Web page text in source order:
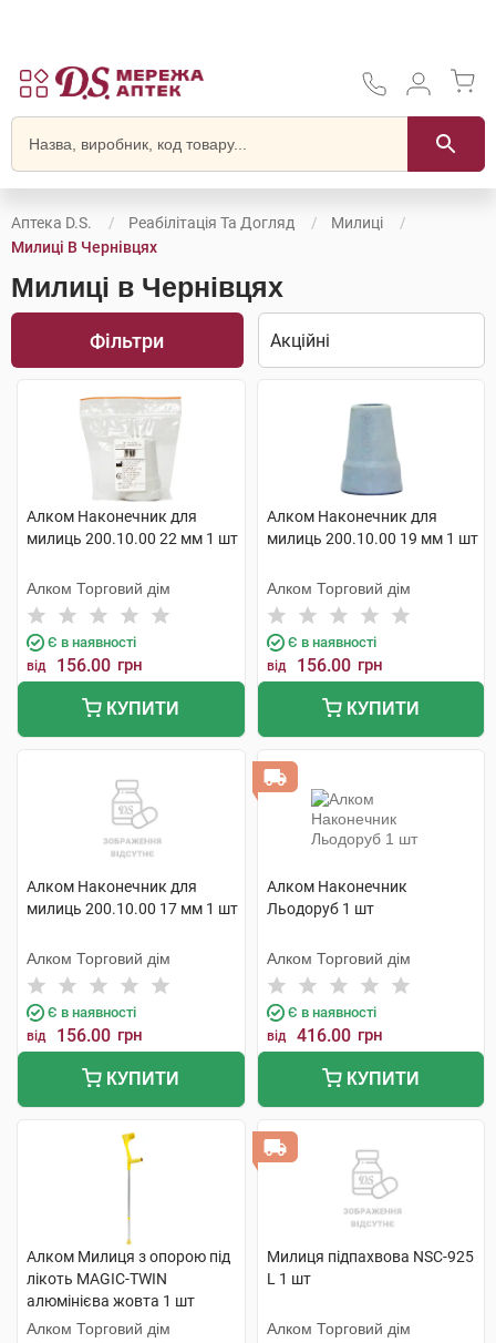
Аптека D.S. Реабілітація Та Догляд
Милиці
Милиці В Чернівцях
Милиці в Чернівцях
Фільтри
Алком Наконечник для
милиць 200.10.00 22 мм 1 шт
Алком Торговий дім
Є в наявності
від 156.00 грн
КУПИТИ
Алком Наконечник для
милиць 200.10.00 19 мм 1 шт
Алком Торговий дім
Є в наявності
від 156.00 грн
КУПИТИ
Алком Наконечник для
милиць 200.10.00 17 мм 1 шт
Алком Торговий дім
Є в наявності
від 156.00 грн
КУПИТИ
Алком Наконечник
Льодоруб 1 шт
Алком Торговий дім
Є в наявності
від 416.00 грн
КУПИТИ
Алком Милиця з опорою під
лікоть MAGIC-TWIN
алюмінієва жовта 1 шт
Алком Торговий дім
Милиця підпахвова NSC-925
L 1 шт
Алком Торговий дім